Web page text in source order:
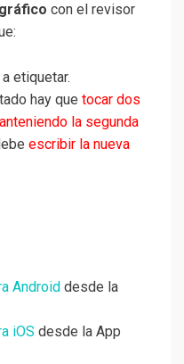
con el revisor
etiquetar.
hay que tocar dos
la segunda
escribir la nueva
Android desde la
iOS desde la App